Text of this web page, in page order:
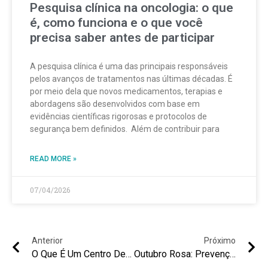
Pesquisa clínica na oncologia: o que
é, como funciona e o que você
precisa saber antes de participar
A pesquisa clínica é uma das principais responsáveis
pelos avanços de tratamentos nas últimas décadas. É
por meio dela que novos medicamentos, terapias e
abordagens são desenvolvidos com base em
evidências científicas rigorosas e protocolos de
segurança bem definidos. Além de contribuir para
READ MORE »
07/04/2026
Anterior
O Que É Um Centro De Infusão?
Próximo
Outubro Rosa: Prevenção E Conscientização Para A Saúde Da Mulher